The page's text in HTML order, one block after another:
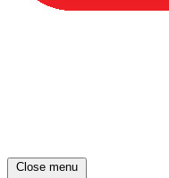
Close menu